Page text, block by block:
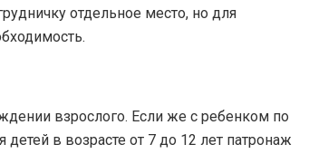
отдельное место, но для
взрослого. Если же с ребенком по
в возрасте от 7 до 12 лет патронаж